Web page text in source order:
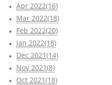
Apr 2022(16)
Mar 2022(18)
Feb 2022(20)
Jan 2022(18)
Dec 2021(14)
Nov 2021(8)
Oct 2021(18)